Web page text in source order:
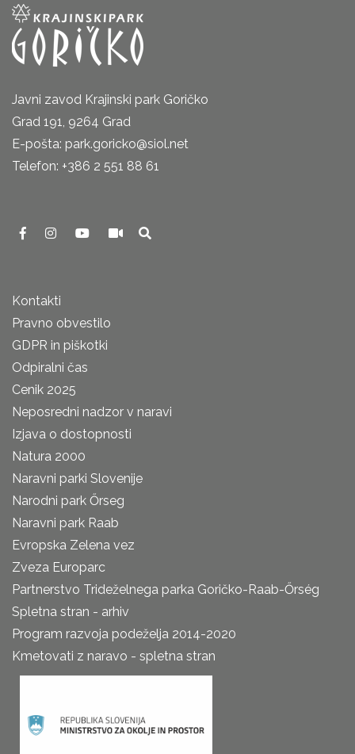
Javni zavod Krajinski park Goričko
Grad 191, 9264 Grad
E-pošta: park.goricko@siol.net
Telefon: +386 2 551 88 61
Kontakti
Pravno obvestilo
GDPR in piškotki
Odpiralni čas
Cenik 2025
Neposredni nadzor v naravi
Izjava o dostopnosti
Natura 2000
Naravni parki Slovenije
Narodni park Őrseg
Naravni park Raab
Evropska Zelena vez
Zveza Europarc
Partnerstvo Trideželnega parka Goričko-Raab-Őrség
Spletna stran - arhiv
Program razvoja podeželja 2014-2020
Kmetovati z naravo - spletna stran